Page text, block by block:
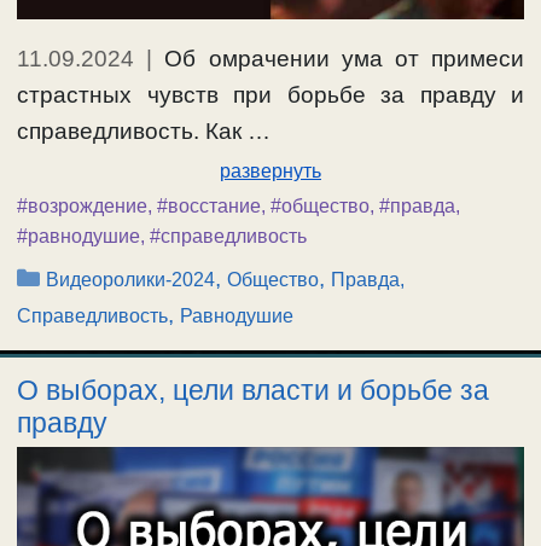
11.09.2024
Об омрачении ума от примеси
страстных чувств при борьбе за правду и
справедливость. Как …
развернуть
#возрождение, #восстание, #общество, #правда,
#равнодушие, #справедливость
Рубрики
Видеоролики-2024,Общество, Правда,
Справедливость, Равнодушие
О выборах, цели власти и борьбе за
правду